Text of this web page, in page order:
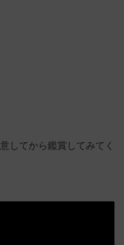
してから鑑賞してみてく